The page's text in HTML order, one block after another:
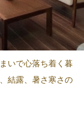
いで心落ち着く暮
結露、暑さ寒さの